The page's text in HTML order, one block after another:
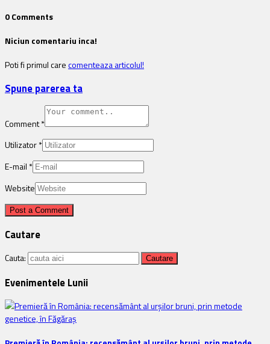
0 Comments
Niciun comentariu inca!
Poti fi primul carecomenteaza articolul!
Spune parerea ta
Comment*
Utilizator*
E-mail *
Website
Cautare
Cauta:
Evenimentele Lunii